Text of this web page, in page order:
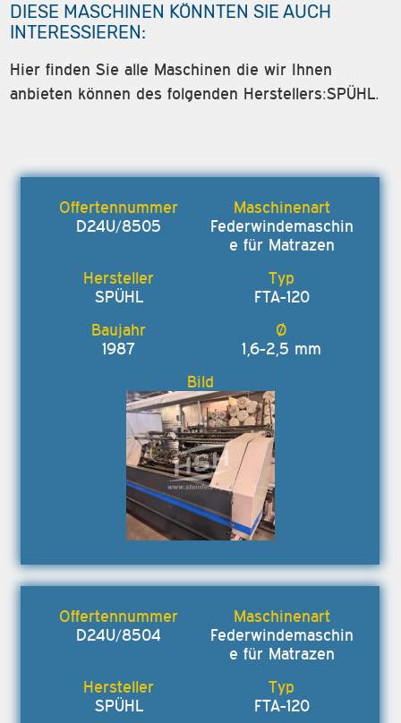
DIESE MASCHINEN KÖNNTEN SIE AUCH
INTERESSIEREN:
Hier finden Sie alle Maschinen die wir Ihnen
anbieten können des folgenden Herstellers:SPÜHL.
D24U/8505
Federwindemaschin
e für Matrazen
SPÜHL FTA-120
1987 1,6-2,5 mm
D24U/8504
Federwindemaschin
e für Matrazen
SPÜHL FTA-120